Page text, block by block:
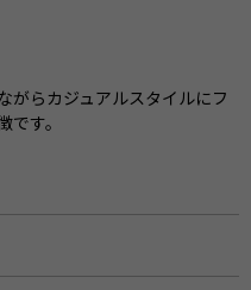
がらカジュアルスタイルにフ
す。